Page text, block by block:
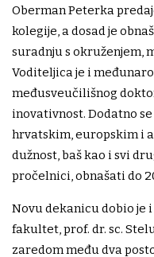
Oberman Peterka
kolegije, a dosad je
suradnju s okruženjem,
Voditeljica je i
međusveučilišnog
inovativnost. Dodatno
hrvatskim, europskim i
dužnost, baš kao i svi
pročelnici, obnašati do
Novu dekanicu dobio je
fakultet, prof. dr. sc.
zaredom među dva